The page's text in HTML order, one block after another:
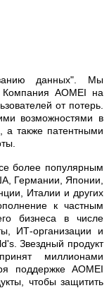
данных". Мы
AOMEI на
от потерь.
возможностями в
а также патентными
более популярным
Германии, Японии,
Италии и других
к частным
бизнеса в числе
ИТ-организации и
Звездный продукт
миллионами
поддержке AOMEI
чтобы защитить